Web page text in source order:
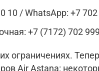
10 / WhatsApp: +7
+7 (7172) 702
ограничениях.
Air Astana: